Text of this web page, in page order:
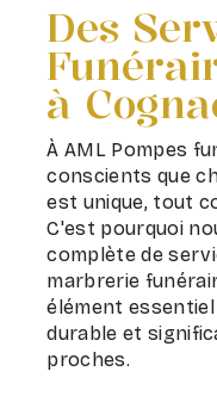
Des
à
À AML Pompes
conscients que
est unique, tout
C'est pourquoi
complète de
marbrerie
élément
durable et
proches.